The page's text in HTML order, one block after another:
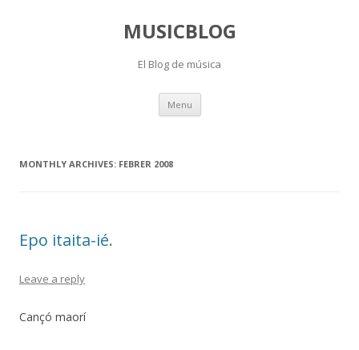
MUSICBLOG
El Blog de música
Menu Skip
content
MONTHLY ARCHIVES: FEBRER 2008
Epo itaita-ié.
Leave a reply
Cançó maorí